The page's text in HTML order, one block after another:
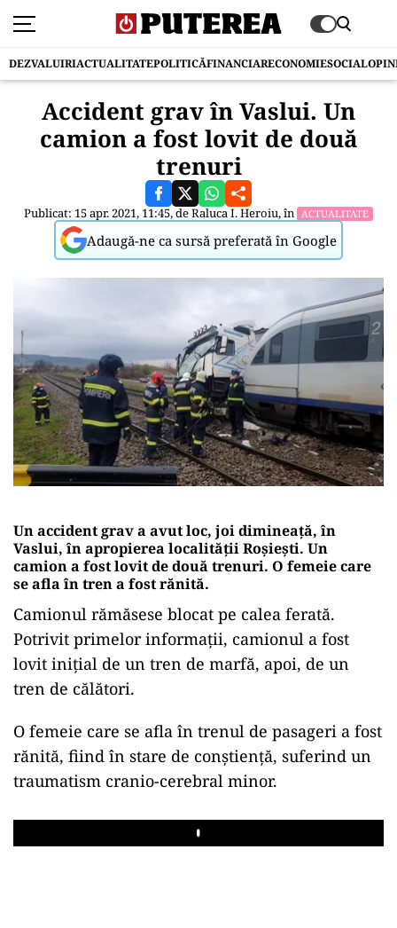
DEZVALUIRIACTUALITATEPOLITICĂFINANCIARECONOMIESOCIAL
Accident grav în Vaslui. Un
camion a fost lovit de două
trenuri
Publicat: 15 apr. 2021, 11:45, deRaluca I. Heroiu, în ACTUALITATE
Adaugă-ne ca sursă preferată în Google
Un accident grav a avut loc, joi dimineață, în
Vaslui, în apropierea localității Roșiești. Un
camion a fost lovit de două trenuri. O femeie care
se afla în tren a fost rănită.
Camionul rămăsese blocat pe calea ferată.
Potrivit primelor informații, camionul a fost
lovit inițial de un tren de marfă, apoi, de un
tren de călători.
O femeie care se afla în trenul de pasageri a fost
rănită, fiind în stare de conştienţă, suferind un
traumatism cranio-cerebral minor.
Play